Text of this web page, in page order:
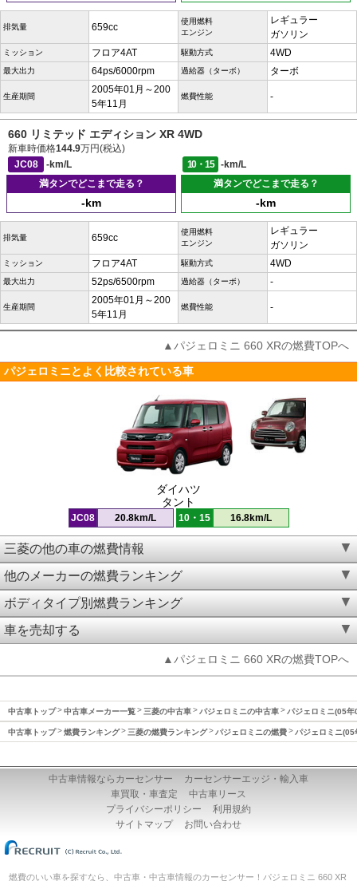
排気量 659cc
使用燃料
エンジン
レギュラー
ガソリン
ミッション フロア4AT 駆動方式 4WD
最大出力 64ps/6000rpm 過給器（ターボ） ターボ
生産期間
2005年01月～200
5年11月
燃費性能 -
660 リミテッド エディション XR 4WD
新車時価格144.9万円(税込)
JC08
-km/L 10・15
-km/L
満タンでどこまで走る？
-km
満タンでどこまで走る？
-km
排気量 659cc
使用燃料
エンジン
レギュラー
ガソリン
ミッション フロア4AT 駆動方式 4WD
最大出力 52ps/6500rpm 過給器（ターボ） -
生産期間
2005年01月～200
5年11月
燃費性能 -
▲パジェロミニ 660 XRの燃費TOPへ
パジェロミニとよく比較されている車
ダイハツ
タント
JC08 20.8km/L 10・15 16.8km/L
三菱の他の車の燃費情報
他のメーカーの燃費ランキング
ボディタイプ別燃費ランキング
車を売却する
▲パジェロミニ 660 XRの燃費TOPへ
中古車トップ 中古車メーカー一覧 三菱の中古車 パジェロミニの中古車 パジェロミニ(05
中古車トップ 燃費ランキング 三菱の燃費ランキング パジェロミニの燃費 パジェロミニ
中古車情報ならカーセンサー
カーセンサーエッジ・輸入車
車買取・車査定
中古車リース
プライバシーポリシー
利用規約
サイトマップ
お問い合わせ
燃費のいい車を探すなら、中古車・中古車情報のカーセンサー！パジェロミニ 660 XR